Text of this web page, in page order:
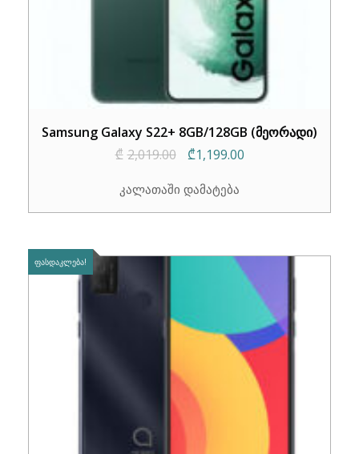
Samsung Galaxy S22+ 8GB/128GB (მეორადი)
₾ 2,019.00
Original
was:
₾1,199.00Current
კალათაში დამატება
ᲤᲐᲡᲓᲐᲙᲚᲔᲑᲐ!